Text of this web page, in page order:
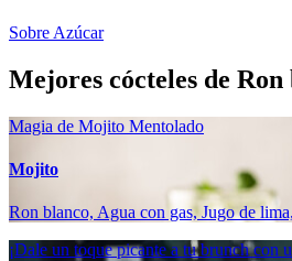
Sobre Azúcar
Mejores cócteles de
Magia de Mojito Mentolado
Mojito
Ron blanco, Agua con gas, Jugo de
¡Dale un toque picante a tu brunch con